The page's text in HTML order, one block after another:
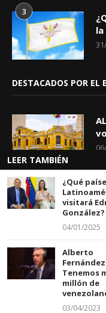
3
la
DESTACADOS POR EL
LEER TAMBIÉN
¿Qué
visitará
González?
04/01/2025
Alberto
Tenemos
millón de
03/04/2023